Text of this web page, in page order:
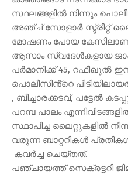
സ്ഥലങ്ങളിൽ നിന്നും
അഞ്ച് സോളാർ സ്ട്രീറ്റ്
മോഷണം പോയ കേസിലാണ്
ആസാം സ്വദേൾകളായ
പർമാനിക്ക് 45, റഫീഖുൽ
പൊലീസിൻ്റെ
, ബീച്ചാരക്കടവ്, പട്ടേൽ
പറമ്പ പാലം
സ്ഥാപിച്ച ലൈറ്റുകളിൽ
വരുന്ന ബാറ്ററികൾ
കവർച്ച ചെയ്തത്.
പഞ്ചായത്ത് സെക്രട്ടറി